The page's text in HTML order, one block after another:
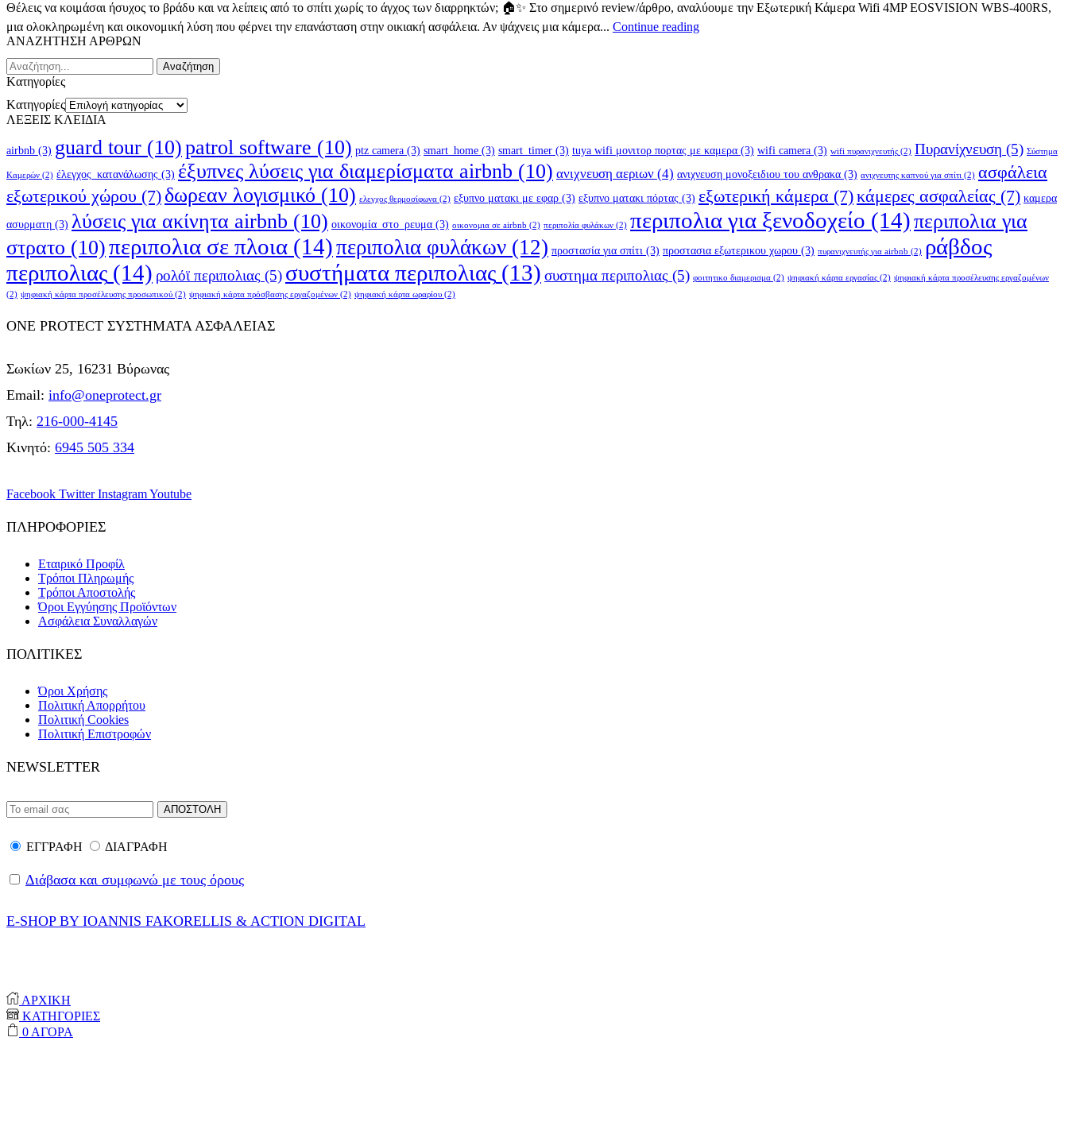
Θέλεις να κοιμάσαι ήσυχος το βράδυ και να λείπεις από το σπίτι χωρίς το άγχος των διαρρηκτών; 🏠✨ Στο σημερινό review/άρθρο, αναλύουμε την Εξωτερική Κάμερα Wifi 4MP EOSVISION WBS-400RS,
μια ολοκληρωμένη και οικονομική λύση που φέρνει την επανάσταση στην οικιακή ασφάλεια. Αν ψάχνεις μια κάμερα... Continue reading
ΑΝΑΖΗΤΗΣΗ ΑΡΘΡΩΝ
Αναζήτηση
Kατηγορίες
Kατηγορίες
ΛΕΞΕΙΣ ΚΛΕΙΔΙΑ
airbnb (3) guard tour (10)patrol software (10) ptz camera (3) smart_home (3) smart_timer (3) tuya wifi μονιτορ πορτας με καμερα (3) wifi camera (3) wifi πυρανιχνευτής (2) Πυρανίχνευση (5) Σύστημα
Καμερών (2) έλεγχος_κατανάλωσης (3) έξυπνες λύσεις για διαμερίσματα airbnb (10) ανιχνευση αεριων (4) ανιχνευση μονοξειδιου του ανθρακα (3) ανιχνευτης καπνού για σπίτι (2) ασφάλεια
εξωτερικού χώρου (7) δωρεαν λογισμικό (10) ελεγχος θερμοσίφωνα (2) εξυπνο ματακι με εφαρ (3) εξυπνο ματακι πόρτας (3) εξωτερική κάμερα (7)κάμερες ασφαλείας (7) καμερα
ασυρματη (3) λύσεις για ακίνητα airbnb (10) οικονομία_στο_ρευμα (3) οικονομια σε airbnb (2) περιπολία φυλάκων (2) περιπολια για ξενοδοχείο (14)περιπολια για
στρατο (10)περιπολια σε πλοια (14)περιπολια φυλάκων (12) προστασία για σπίτι (3) προστασια εξωτερικου χωρου (3) πυρανιχνευτής για airbnb (2) ράβδος
περιπολιας (14) ρολόϊ περιπολιας (5) συστήματα περιπολιας (13) συστημα περιπολιας (5) φοιτητικο διαμερισμα (2) ψηφιακή κάρτα εργασίας (2) ψηφιακή κάρτα προσέλευσης εργαζομένων
(2) ψηφιακή κάρτα προσέλευσης προσωπικού (2) ψηφιακή κάρτα πρόσβασης εργαζομένων (2) ψηφιακή κάρτα ωραρίου (2)
ONE PROTECT ΣΥΣΤΗΜΑΤΑ ΑΣΦΑΛΕΙΑΣ
Σωκίων 25, 16231 Βύρωνας
Email: info@oneprotect.gr
Τηλ: 216-000-4145
Κινητό: 6945 505 334
Facebook Twitter InstagramYoutube
ΠΛΗΡΟΦΟΡΙΕΣ
Εταιρικό Προφίλ
Τρόποι Πληρωμής
Τρόποι Αποστολής
Όροι Εγγύησης Προϊόντων
Ασφάλεια Συναλλαγών
ΠΟΛΙΤΙΚΕΣ
Όροι Χρήσης
Πολιτική Απορρήτου
Πολιτική Cookies
Πολιτική Επιστροφών
NEWSLETTER
ΕΓΓΡΑΦΗ ΔΙΑΓΡΑΦΗ
Διάβασα και συμφωνώ με τους όρους
E-SHOP BY IOANNIS FAKORELLIS & ACTION DIGITAL
ΑΡΧΙΚΗ
ΚΑΤΗΓΟΡΙΕΣ
0 ΑΓΟΡΑ